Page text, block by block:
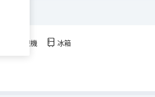
電視機 冰箱